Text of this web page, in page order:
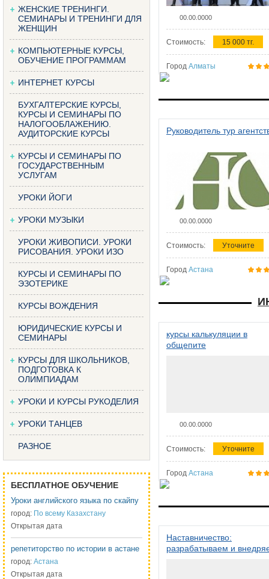
ЖЕНСКИЕ ТРЕНИНГИ.
СЕМИНАРЫ И ТРЕНИНГИ ДЛЯ
ЖЕНЩИН
КОМПЬЮТЕРНЫЕ КУРСЫ,
ОБУЧЕНИЕ ПРОГРАММАМ
ИНТЕРНЕТ КУРСЫ
БУХГАЛТЕРСКИЕ КУРСЫ,
КУРСЫ И СЕМИНАРЫ ПО
НАЛОГООБЛАЖЕНИЮ.
АУДИТОРСКИЕ КУРСЫ
КУРСЫ И СЕМИНАРЫ ПО
ГОСУДАРСТВЕННЫМ
УСЛУГАМ
УРОКИ ЙОГИ
УРОКИ МУЗЫКИ
УРОКИ ЖИВОПИСИ. УРОКИ
РИСОВАНИЯ. УРОКИ ИЗО
КУРСЫ И СЕМИНАРЫ ПО
ЭЗОТЕРИКЕ
КУРСЫ ВОЖДЕНИЯ
ЮРИДИЧЕСКИЕ КУРСЫ И
СЕМИНАРЫ
КУРСЫ ДЛЯ ШКОЛЬНИКОВ,
ПОДГОТОВКА К
ОЛИМПИАДАМ
УРОКИ И КУРСЫ РУКОДЕЛИЯ
УРОКИ ТАНЦЕВ
РАЗНОЕ
БЕСПЛАТНОЕ ОБУЧЕНИЕ
Уроки английского языка по скайпу
город: По всему Казахстану
Открытая дата
репетиторство по истории в астане
город: Астана
Открытая дата
00.00.0000
Стоимость: 15 000 тг.
Город Алматы
Руководитель тур
00.00.0000
Стоимость: Уточните
Город Астана
курсы калькуляции в
общепите
00.00.0000
Стоимость: Уточните
Город Астана
Наставничество:
разрабатываем и